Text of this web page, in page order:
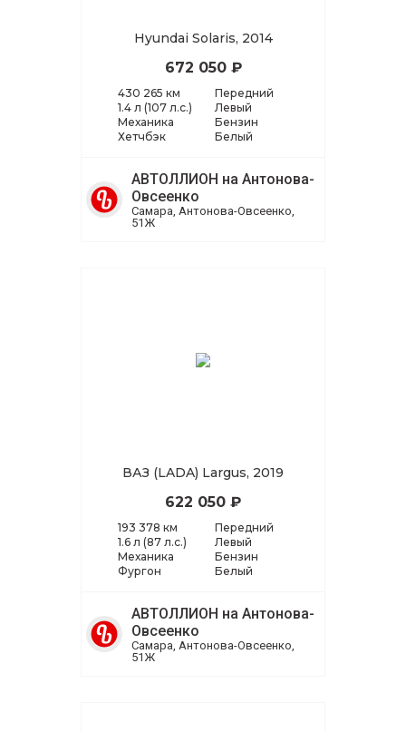
Hyundai Solaris, 2014
672 050 ₽
430 265 км
1.4 л (107 л.с.)
Механика
Хетчбэк
Передний
Левый
Бензин
Белый
АВТОЛЛИОН на Антонова-
Овсеенко
Самара, Антонова-Овсеенко,
51Ж
ВАЗ (LADA) Largus, 2019
622 050 ₽
193 378 км
1.6 л (87 л.с.)
Механика
Фургон
Передний
Левый
Бензин
Белый
АВТОЛЛИОН на Антонова-
Овсеенко
Самара, Антонова-Овсеенко,
51Ж